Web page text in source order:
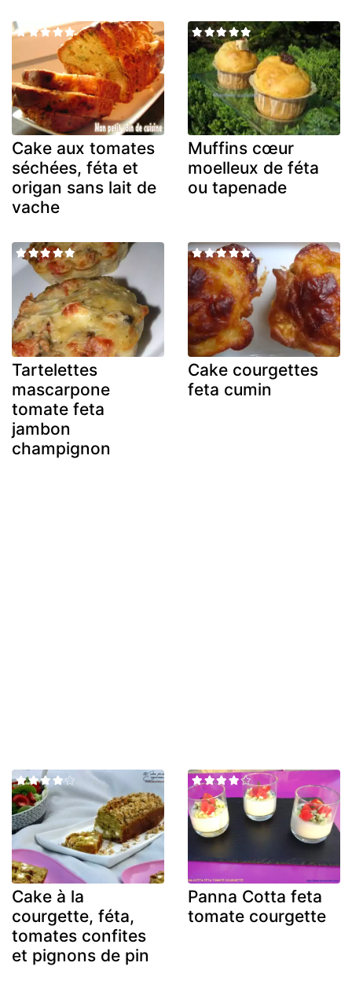
Cake aux tomates
séchées, féta et
origan sans lait de
vache
Muffins cœur
moelleux de féta
ou tapenade
Tartelettes
mascarpone
tomate feta
jambon
champignon
Cake courgettes
feta cumin
Cake à la
courgette, féta,
tomates confites
et pignons de pin
Panna Cotta feta
tomate courgette